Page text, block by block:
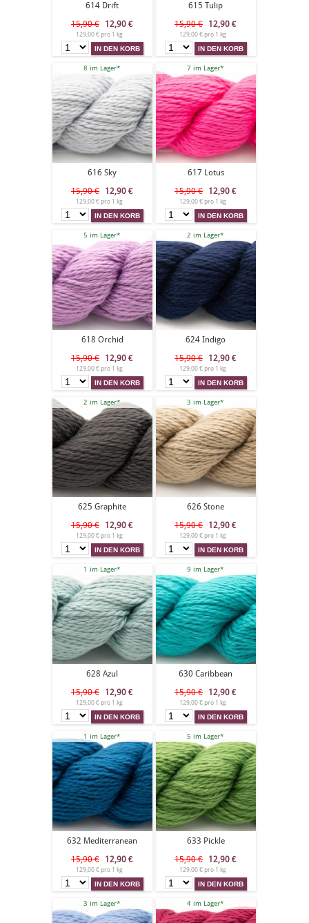
614 Drift
15,90 €
12,90 €
129,00 € pro 1 kg
615 Tulip
15,90 €
12,90 €
129,00 € pro 1 kg
8 im Lager*
616 Sky
15,90 €
12,90 €
129,00 € pro 1 kg
7 im Lager*
617 Lotus
15,90 €
12,90 €
129,00 € pro 1 kg
5 im Lager*
618 Orchid
15,90 €
12,90 €
129,00 € pro 1 kg
2 im Lager*
624 Indigo
15,90 €
12,90 €
129,00 € pro 1 kg
2 im Lager*
625 Graphite
15,90 €
12,90 €
129,00 € pro 1 kg
3 im Lager*
626 Stone
15,90 €
12,90 €
129,00 € pro 1 kg
1 im Lager*
628 Azul
15,90 €
12,90 €
129,00 € pro 1 kg
9 im Lager*
630 Caribbean
15,90 €
12,90 €
129,00 € pro 1 kg
1 im Lager*
632 Mediterranean
15,90 €
12,90 €
129,00 € pro 1 kg
5 im Lager*
633 Pickle
15,90 €
12,90 €
129,00 € pro 1 kg
3 im Lager* 4 im Lager*